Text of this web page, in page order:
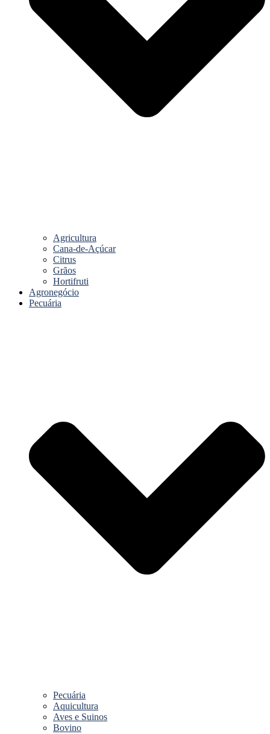
Agricultura
Cana-de-Açúcar
Citrus
Grãos
Hortifruti
Agronegócio
Pecuária
Pecuária
Aquicultura
Aves e Suinos
Bovino